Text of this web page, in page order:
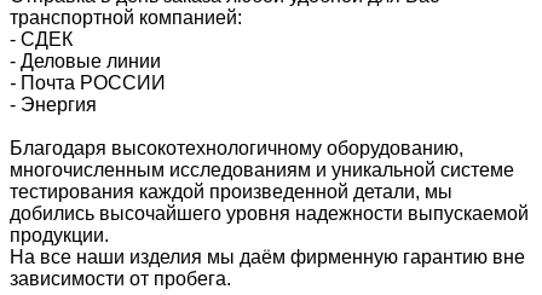
транспортной компанией:
- СДЕК
- Деловые линии
- Почта РОССИИ
- Энергия
Благодаря высокотехнологичному оборудованию,
многочисленным исследованиям и уникальной системе
тестирования каждой произведенной детали, мы
добились высочайшего уровня надежности выпускаемой
продукции.
На все наши изделия мы даём фирменную гарантию вне
зависимости от пробега.